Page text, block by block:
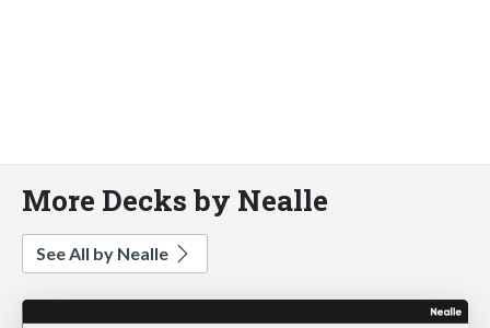
More Decks by Nealle
See All by Nealle